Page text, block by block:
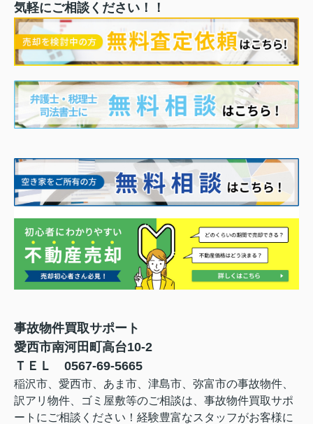
気軽にご相談ください！！
事故物件買取サポート
愛西市南河田町高台10-2
ＴＥＬ 0567-69-5665
稲沢市、愛西市、あま市、津島市、弥富市の事故物件、
訳アリ物件、ゴミ屋敷等のご相談は、事故物件買取サポ
ートにご相談ください！経験豊富なスタッフがお客様に